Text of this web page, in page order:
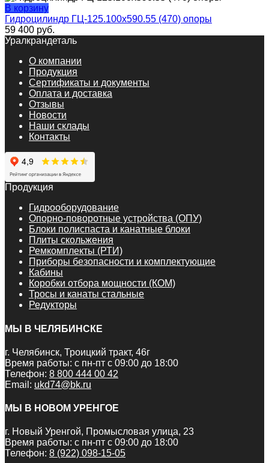
В корзину
Гидроцилиндр ГЦ-125.100х590.55 (470) опоры
59 400 руб.
Уралкрандеталь
О компании
Продукция
Сертификаты и документы
Оплата и доставка
Отзывы
Новости
Наши склады
Контакты
Продукция
Гидрооборудование
Опорно-поворотные устройства (ОПУ)
Блоки полиспаста и канатные блоки
Плиты скольжения
Ремкомплекты (РТИ)
Приборы безопасности и комплектующие
Кабины
Коробки отбора мощности (КОМ)
Тросы и канаты стальные
Редукторы
МЫ В ЧЕЛЯБИНСКЕ
г. Челябинск, Троицкий тракт, 46г
Время работы: с пн-пт с 09:00 до 18:00
Телефон: 8 800 444 00 42
Email: ukd74@bk.ru
МЫ В НОВОМ УРЕНГОЕ
г. Новый Уренгой, Промысловая улица, 23
Время работы: с пн-пт с 09:00 до 18:00
Телефон: 8 (922) 098-15-05